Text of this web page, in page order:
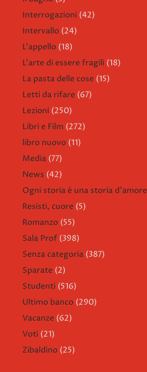
Interrogazioni (42)
Intervallo (24)
L'appello (18)
L'arte di essere fragili (18)
La pasta delle cose (15)
Letti da rifare (67)
Lezioni (250)
Libri e Film (272)
libro nuovo (11)
Media (77)
News (42)
Ogni storia è una storia d'amore
Resisti, cuore (5)
Romanzo (55)
Sala Prof (398)
Senza categoria (387)
Sparate (2)
Studenti (516)
Ultimo banco (290)
Vacanze (62)
Voti (21)
Zibaldino (25)